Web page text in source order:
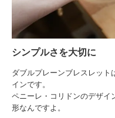
シンプルさを大切に
ダブルプレーンブレスレット
インです。
ペニーレ・コリドンのデザイ
形なんですよ。